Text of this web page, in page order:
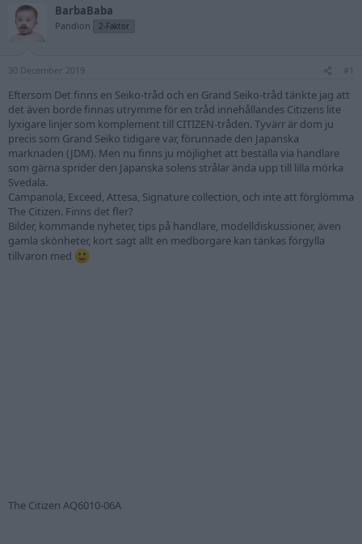
BarbaBaba
Pandion 2-Faktor
30 December 2019 #1
Eftersom Det finns en Seiko-tråd och en Grand Seiko-tråd tänkte jag att
det även borde finnas utrymme för en tråd innehållandes Citizens lite
lyxigare linjer som komplement till CITIZEN-tråden. Tyvärr är dom ju
precis som Grand Seiko tidigare var, förunnade den Japanska
marknaden (JDM). Men nu finns ju möjlighet att beställa via handlare
som gärna sprider den Japanska solens strålar ända upp till lilla mörka
Svedala.
Campanola, Exceed, Attesa, Signature collection, och inte att förglömma
The Citizen. Finns det fler?
Bilder, kommande nyheter, tips på handlare, modelldiskussioner, även
gamla skönheter, kort sagt allt en medborgare kan tänkas förgylla
tillvaron med
The Citizen AQ6010-06A